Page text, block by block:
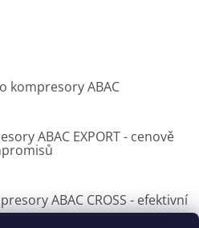
kompresory ABAC
ABAC EXPORT - cenově
ABAC CROSS - efektivní